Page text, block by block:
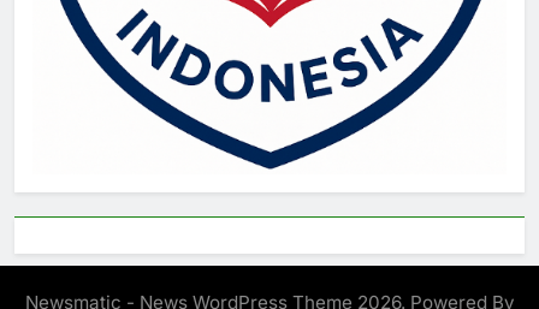
Newsmatic - News WordPress Theme 2026. Powered By